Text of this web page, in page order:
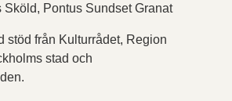
Sköld, Pontus Sundset Granat
stöd från Kulturrådet, Region
stad och